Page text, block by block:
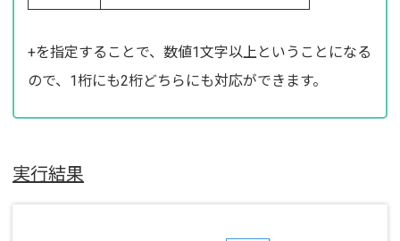
+を指定することで、数値1文字以上ということになる
ので、1桁にも2桁どちらにも対応ができます。
実行結果